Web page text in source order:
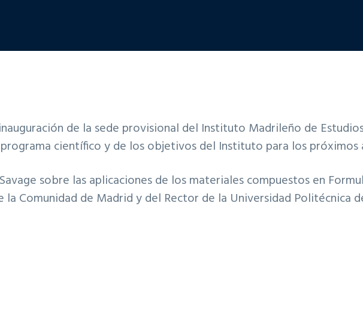
de la sede provisional del Instituto Madrileño de
científico y de los objetivos del Instituto para los próximos
sobre las aplicaciones de los materiales compuestos en
la Comunidad de Madrid y del Rector de la Universidad Politécnica